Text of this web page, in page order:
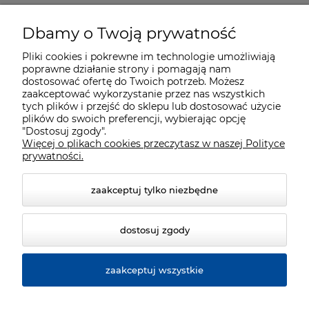
Moje konto
Płatności i dostawa
Informacje
O nas
Dbamy o Twoją prywatność
Pliki cookies i pokrewne im technologie umożliwiają
poprawne działanie strony i pomagają nam
dostosować ofertę do Twoich potrzeb. Możesz
zaakceptować wykorzystanie przez nas wszystkich
tych plików i przejść do sklepu lub dostosować użycie
plików do swoich preferencji, wybierając opcję
"Dostosuj zgody".
Więcej o plikach cookies przeczytasz w naszej Polityce
prywatności.
zaakceptuj tylko niezbędne
dostosuj zgody
zaakceptuj wszystkie